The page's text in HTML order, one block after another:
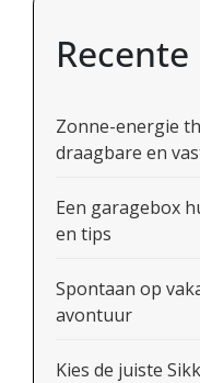
Zonne-energie
draagbare en
Een garagebox
en tips
Spontaan op
avontuur
Kies de juiste